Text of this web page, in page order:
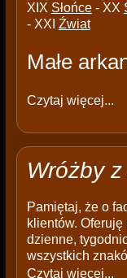
XIX Słońce- XX
- XXI Źwiat
Małe
Czytaj więcej...
Wróżby
Pamiętaj, że o
klientów. Oferuję
dzienne,
wszystkich
Czytaj więcej...